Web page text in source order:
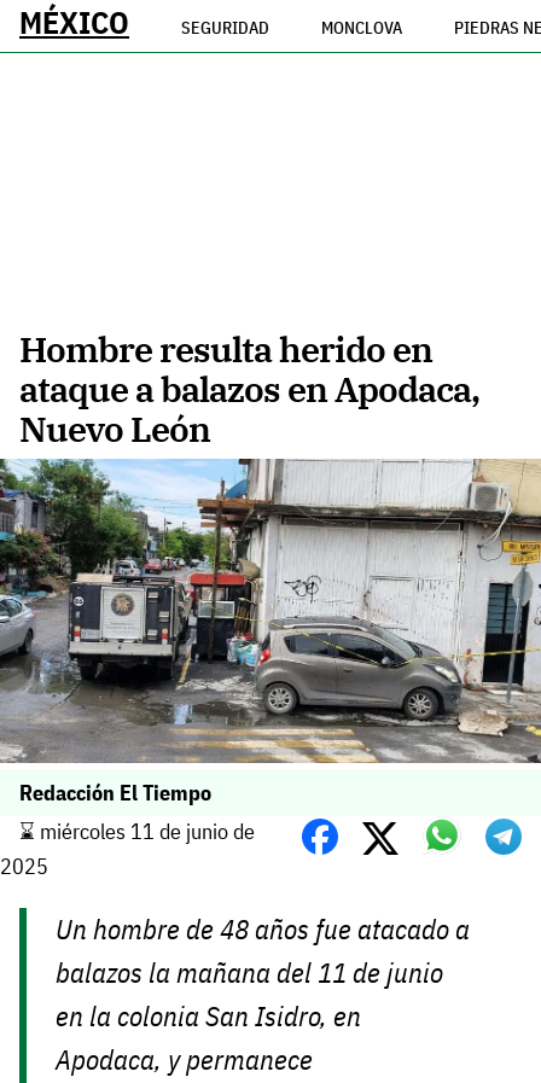
MÉXICO SEGURIDAD MONCLOVA PIEDRAS
Hombre resulta herido en
ataque a balazos en Apodaca,
Nuevo León
Redacción El Tiempo
⌛️ miércoles 11 de junio de
2025
Un hombre de 48 años fue atacado a
balazos la mañana del 11 de junio
en la colonia San Isidro, en
Apodaca, y permanece